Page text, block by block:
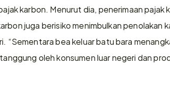
karbon. Menurut dia, penerimaan
juga berisiko menimbulkan penolakan
“Sementara bea keluar batu bara
oleh konsumen luar negeri dan